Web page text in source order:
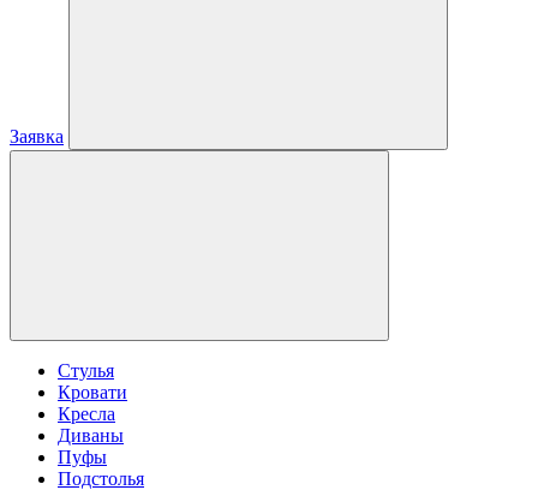
Заявка
Стулья
Кровати
Кресла
Диваны
Пуфы
Подстолья